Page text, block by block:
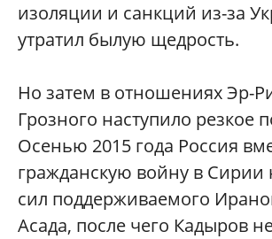
изоляции и санкций из-за
утратил былую щедрость.
Но затем в отношениях Эр-
Грозного наступило резкое
Осенью 2015 года Россия
гражданскую войну в Сирии
сил поддерживаемого
Асада, после чего Кадыров